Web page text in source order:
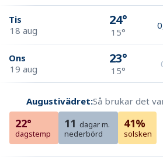
Tis
18 aug
24°
15°
Ons
19 aug
23°
15°
Augustivädret:Så brukar det
22°
dagstemp
11 dagar m.
nederbörd
41%
solsken